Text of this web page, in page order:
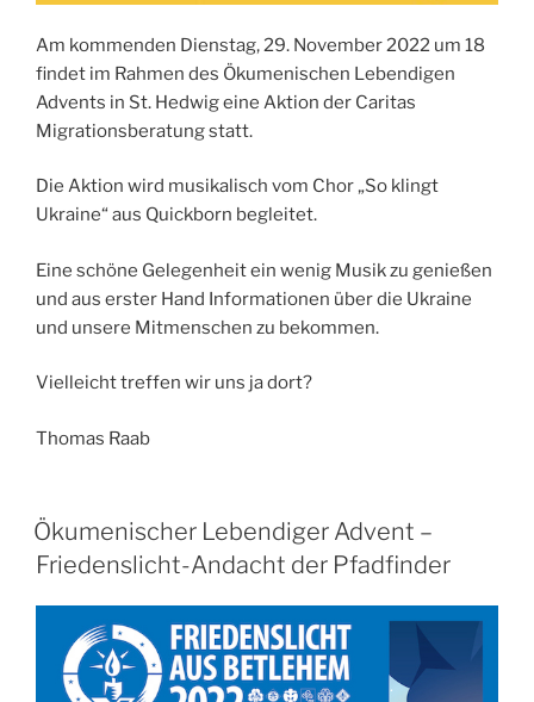
Am kommenden Dienstag, 29. November 2022 um 18
findet im Rahmen des Ökumenischen Lebendigen
Advents in St. Hedwig eine Aktion der Caritas
Migrationsberatung statt.
Die Aktion wird musikalisch vom Chor „So klingt
Ukraine“ aus Quickborn begleitet.
Eine schöne Gelegenheit ein wenig Musik zu genießen
und aus erster Hand Informationen über die Ukraine
und unsere Mitmenschen zu bekommen.
Vielleicht treffen wir uns ja dort?
Thomas Raab
Ökumenischer Lebendiger Advent –
Friedenslicht-Andacht der Pfadfinder